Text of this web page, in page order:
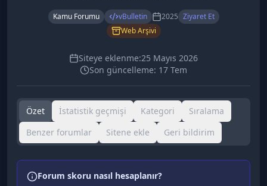
Kamu Forumu vBulletin 2025 Ziyaret Et
Web Arşivi
Siteye eklenme:25 Mayıs 2026
Son güncelleme: 17 Tem
Özet İstatistik geçmişi Kategori
Sıralama
Benzer forumlar
Sitene ekle Geri bildirim
Forum skoru nasıl hesaplanır?